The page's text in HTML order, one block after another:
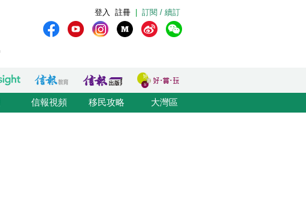
訂閱 / 續訂
註冊
登入
信報視頻 移民攻略 大灣區